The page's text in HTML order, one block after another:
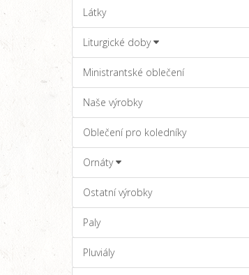
Látky
Liturgické doby
Ministrantské oblečení
Naše výrobky
Oblečení pro koledníky
Ornáty
Ostatní výrobky
Paly
Pluviály